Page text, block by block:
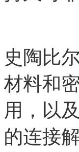
史陶比
材料和
用，以
的连接